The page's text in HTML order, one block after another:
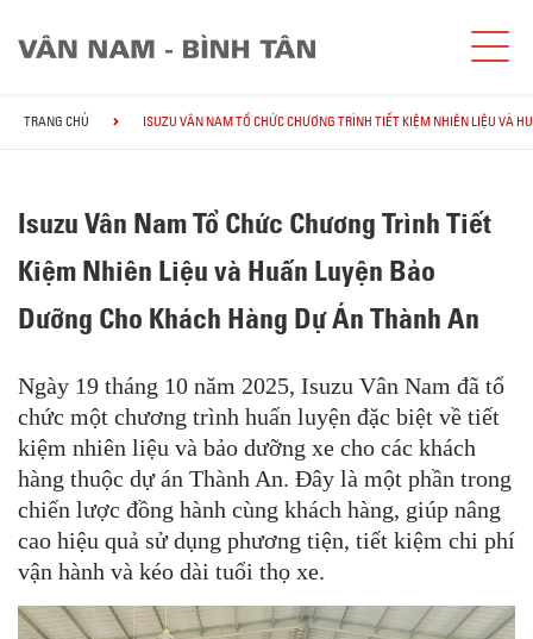
TRANG CHỦ ISUZU VÂN NAM TỔ CHỨC CHƯƠNG TRÌNH TIẾT KIỆM NHIÊN LIỆU VÀ
Isuzu Vân Nam Tổ Chức Chương Trình Tiết
Kiệm Nhiên Liệu và Huấn Luyện Bảo
Dưỡng Cho Khách Hàng Dự Án Thành An
Ngày 19 tháng 10 năm 2025, Isuzu Vân Nam đã tổ
chức một chương trình huấn luyện đặc biệt về tiết
kiệm nhiên liệu và bảo dưỡng xe cho các khách
hàng thuộc dự án Thành An. Đây là một phần trong
chiến lược đồng hành cùng khách hàng, giúp nâng
cao hiệu quả sử dụng phương tiện, tiết kiệm chi phí
vận hành và kéo dài tuổi thọ xe.